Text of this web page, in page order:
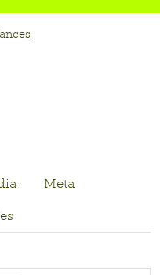
Meta